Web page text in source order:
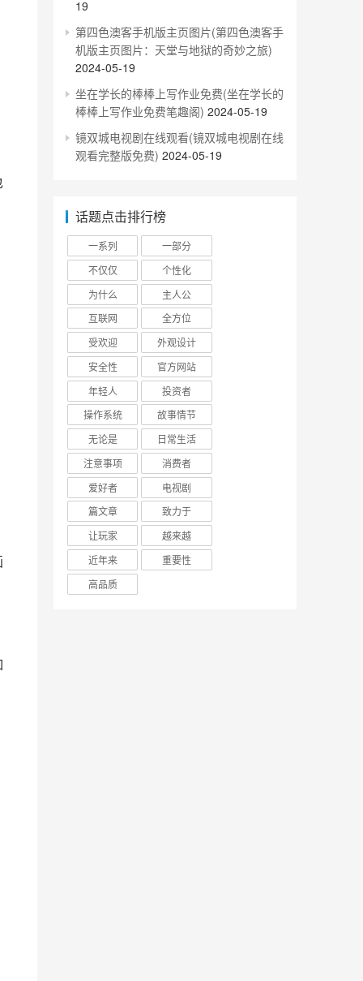
19
第四色澳客手机版主页图片(第四色澳客手
机版主页图片：天堂与地狱的奇妙之旅)
2024-05-19
坐在学长的棒棒上写作业免费(坐在学长的
棒棒上写作业免费笔趣阁) 2024-05-19
镜双城电视剧在线观看(镜双城电视剧在线
观看完整版免费) 2024-05-19
话题点击排行榜
一系列
一部分
不仅仅
个性化
为什么
主人公
互联网
全方位
受欢迎
外观设计
安全性
官方网站
年轻人
投资者
操作系统
故事情节
无论是
日常生活
注意事项
消费者
爱好者
电视剧
篇文章
致力于
让玩家
越来越
近年来
重要性
高品质